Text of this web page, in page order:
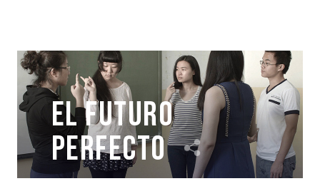
El Futuro
perfecto